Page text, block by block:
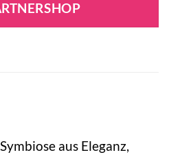
aus Eleganz,